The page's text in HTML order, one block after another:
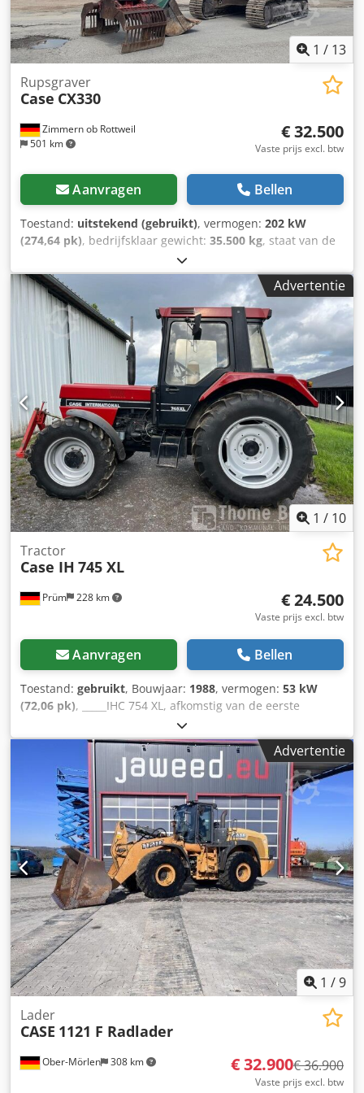
1 / 13
Zimmern ob Rottweil
501 km
Rupsgraver
Case CX330
€ 32.500
Vaste prijs excl. btw
Aanvragen Bellen
Toestand: uitstekend (gebruikt), vermogen: 202 kW
(274,64 pk), bedrijfsklaar gewicht: 35.500 kg, staat van de
2006, bedrijfsturen:
Uitrusting:airconditioning, CASE CX330 Bouwjaar: 2006
Bedrijfstijden: 9.139 uur Gesloten cabine Airconditioning
Radio Centrale smering Standaard giek Steel: 3,30 m
Volledige hydraulische leidingen (voor hamer, grijper,
schaar) Snelwisselsysteem OQ80 1x bak – 800 mm breed
Csdpjzp Rm Rsfx Aizjha 1x grijper – functioneert, maar
heeft reparatie nodig Onderstel in goede staat, circa 70%
over Bodemplaten 600 mm breed Isuzu motor met 202 kW
CE-keuring Transportafmetingen: 10,8 x 3 x 3,40 m
Bedrijfsgewicht: 35,5 ton.
Advertentie
1 / 10
Prüm 228 km
Tractor
Case IH 745 XL
€ 24.500
Vaste prijs excl. btw
Aanvragen Bellen
Toestand: gebruikt, Bouwjaar: 1988, vermogen: 53 kW
(72,06 pk), _____IHC 754 XL, afkomstig van de eerste
eigenaar, in uitstekende staat. Bedrijfstijden: ca. 8.600 uur.
Bouwjaar: 1988. Voorste hefinrichting. Voorste aftakas. 30
km/u versnellingsbak. Cedpfezdmutex Aizsha Prijs: €
24.500,00 (exclusief BTW). Locatie: null
Advertentie
1 /9
Ober-Mörlen 308 km
Lader
CASE 1121 F Radlader
€ 32.900€ 36.900
Vaste prijs excl. btw